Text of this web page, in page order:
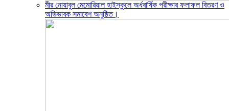
মীর নোয়াবুল মেমোরিয়াল হাইস্কুলে অর্ধবার্ষিক পরীক্ষার ফলাফল বিতরণ ও
অভিভাবক সমাবেশ অনুষ্ঠিত।